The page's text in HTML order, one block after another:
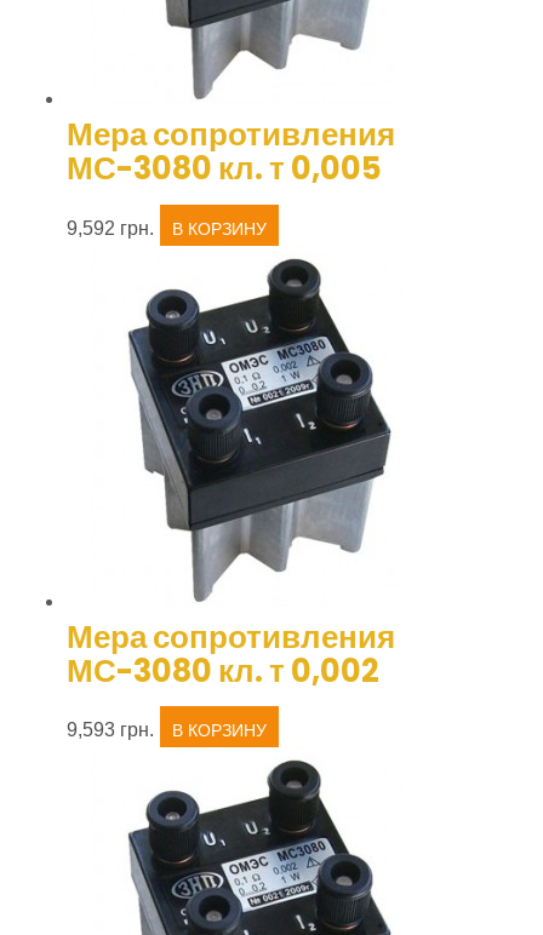
Мера сопротивления
МС-3080 кл. т 0,005
9,592 грн. В КОРЗИНУ
Мера сопротивления
МС-3080 кл. т 0,002
9,593 грн. В КОРЗИНУ